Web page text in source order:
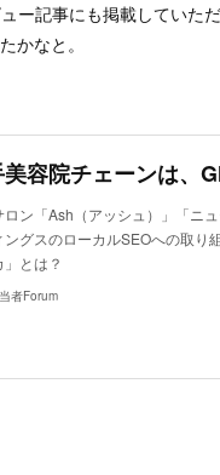
ー記事にも掲載していた
かなと。
ロン「Ash（アッシュ）」「ニ
ングスのローカルSEOへの取り
」とは？
者Forum